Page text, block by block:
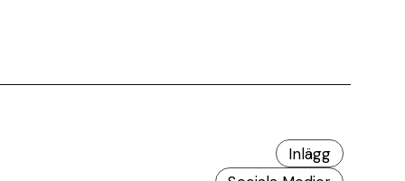
Inlägg